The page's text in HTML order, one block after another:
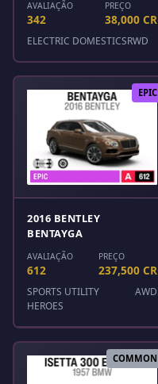
AVALIAÇÃO
342
PREÇO
38,000 CR
ELECTRIC DOMESTICSRWD
EPIC
2016 BENTLEY
BENTAYGA
AVALIAÇÃO
612
PREÇO
237,500 CR
SPORTS UTILITY
HEROES
AWD
COMMON